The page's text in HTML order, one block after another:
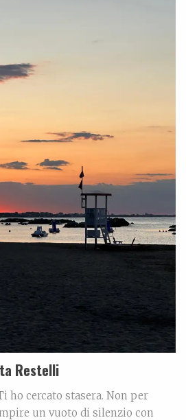
Restelli
ho cercato stasera. Non per
un vuoto di silenzio con